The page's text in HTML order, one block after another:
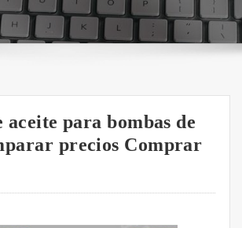
aceite para bombas de
precios Comprar